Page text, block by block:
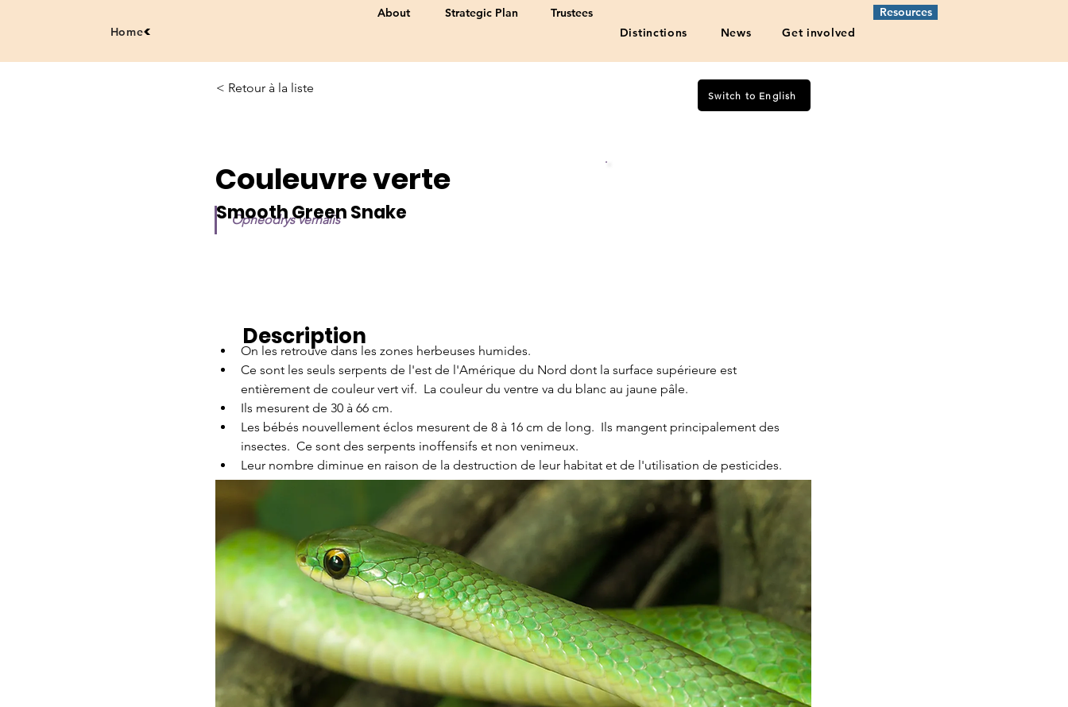
Home
About Strategic Plan
Trustees
Distinctions
News Get involved
Resources
< Retour à la liste
Couleuvre verte
Opheodrys vernalis
Smooth Green Snake
Switch to English
On les retrouve dans les zones herbeuses humides.
Ce sont les seuls serpents de l'est de l'Amérique du Nord dont la surface supérieure est
entièrement de couleur vert vif.  La couleur du ventre va du blanc au jaune pâle.
Ils mesurent de 30 à 66 cm.
Les bébés nouvellement éclos mesurent de 8 à 16 cm de long.  Ils mangent principalement des
insectes.  Ce sont des serpents inoffensifs et non venimeux.
Leur nombre diminue en raison de la destruction de leur habitat et de l'utilisation de pesticides.
Description